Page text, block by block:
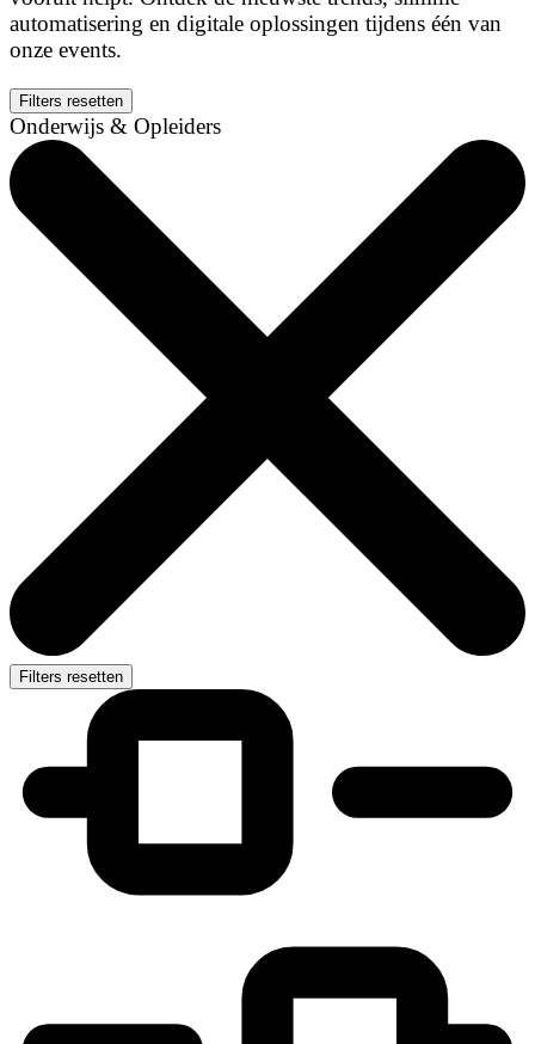
automatisering en digitale oplossingen tijdens één van
onze events.
Filters resetten
Onderwijs & Opleiders
Filters resetten